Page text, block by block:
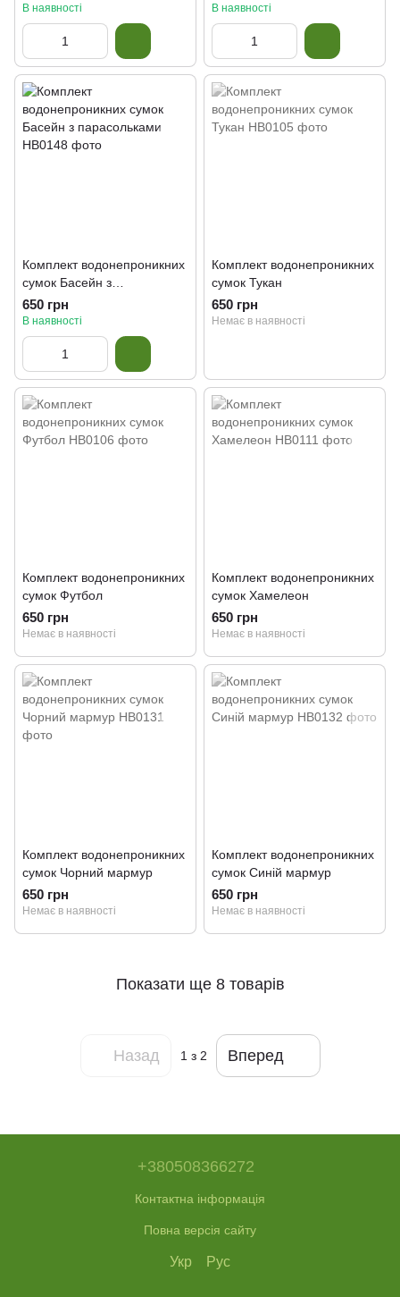
В наявності В наявності
Комплект водонепроникних
сумок Басейн з
парасольками
650 грн
В наявності
Комплект водонепроникних
сумок Тукан
650 грн
Немає в наявності
Комплект водонепроникних
сумок Футбол
650 грн
Немає в наявності
Комплект водонепроникних
сумок Хамелеон
650 грн
Немає в наявності
Комплект водонепроникних
сумок Чорний мармур
650 грн
Немає в наявності
Комплект водонепроникних
сумок Синій мармур
650 грн
Немає в наявності
Показати ще 8 товарів
Назад 1 з 2 Вперед
+380508366272
Контактна інформація
Повна версія сайту
Укр Рус